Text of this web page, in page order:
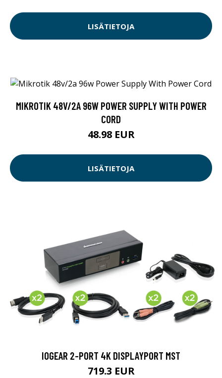
LISÄTIETOJA
MIKROTIK 48V/2A 96W POWER SUPPLY WITH POWER
CORD
48.98 EUR
LISÄTIETOJA
IOGEAR 2-PORT 4K DISPLAYPORT MST
719.3 EUR